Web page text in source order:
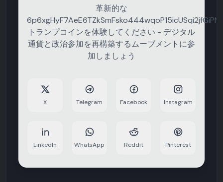
革新的な
6p6xgHyF7AeE6TZkSmFsko444wqoP15icUSqi2jfGiPN
トランプコインを体験してください - デジタル
通貨と政治参加を再構築するムーブメントに参
加しましょう
X Telegram Facebook Instagram
LinkedIn WhatsApp Reddit Pinterest